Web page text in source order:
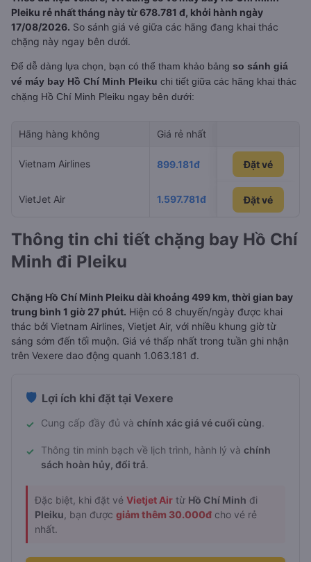
Pleiku rẻ nhất tháng này từ 678.781 đ, khởi hành ngày
17/08/2026. So sánh giá vé giữa các hãng đang khai thác
chặng này ngay bên dưới.
Để dễ dàng lựa chọn, bạn có thể tham khảo bảng so sánh giá
vé máy bay Hồ Chí Minh Pleiku chi tiết giữa các hãng khai thác
chặng Hồ Chí Minh Pleiku ngay bên dưới:
Hãng hàng không Giá rẻ nhất
Vietnam Airlines 899.181đ 04/09/2026
Đặt vé
VietJet Air 1.597.781đ 28/08/2026
Đặt vé
Đặt vé
Thông tin chi tiết chặng bay Hồ Chí
Minh đi Pleiku
Chặng Hồ Chí Minh Pleiku dài khoảng 499 km, thời gian bay
trung bình 1 giờ 27 phút. Hiện có 8 chuyến/ngày được khai
thác bởi Vietnam Airlines, Vietjet Air, với nhiều khung giờ từ
sáng sớm đến tối muộn. Giá vé thấp nhất trong tuần ghi nhận
trên Vexere dao động quanh 1.063.181 đ.
🛡️ Lợi ích khi đặt tại Vexere
✓ Cung cấp đầy đủ và chính xác giá vé cuối cùng.
✓ Thông tin minh bạch về lịch trình, hành lý và chính
sách hoàn hủy, đổi trả.
Đặc biệt, khi đặt vé Vietjet Air từ Hồ Chí Minh đi
Pleiku , bạn được giảm thêm 30.000đ cho vé rẻ
nhất.